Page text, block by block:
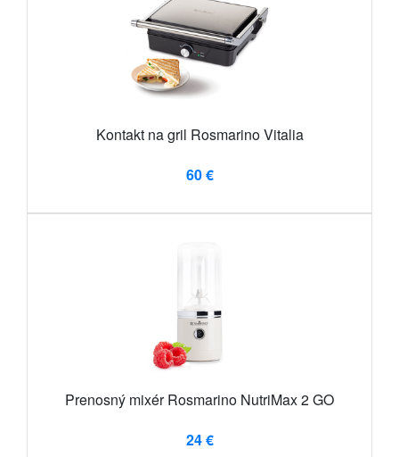
Kontakt na gril Rosmarino Vitalia
60 €
Prenosný mixér Rosmarino NutriMax 2 GO
24 €